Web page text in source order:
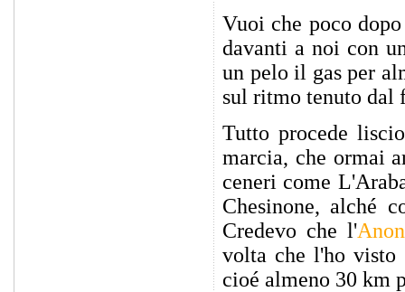
Vuoi che poco
davanti a noi con
un pelo il gas per
sul ritmo tenuto dal
Tutto procede
marcia, che ormai
ceneri come
Chesinone, alché
Credevo che l'
volta che l'ho visto
cioé almeno 30 km